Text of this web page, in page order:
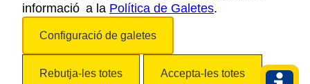
ACCESSIBILITAT
informació a la Política de Galetes.
Configuració de galetes
Rebutja-les totes Accepta-les totes